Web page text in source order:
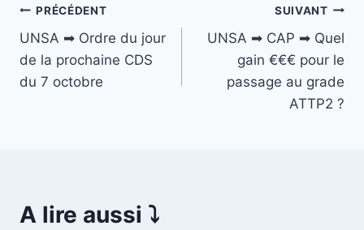
Navigation
de
l’article
PRÉCÉDENT
UNSA ➡ Ordre du jour
de la prochaine CDS
du 7 octobre
SUIVANT
UNSA ➡ CAP ➡ Quel
gain €€€ pour le
passage au grade
ATTP2 ?
A lire aussi ⤵️